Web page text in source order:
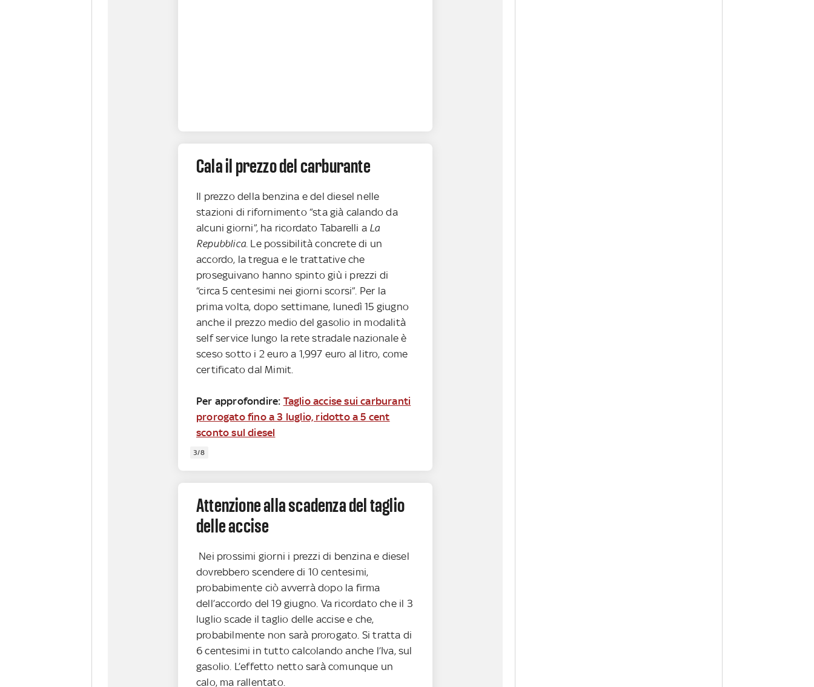
Cala il prezzo del carburante
Il prezzo della benzina e del diesel nelle
stazioni di rifornimento “sta già calando da
alcuni giorni”, ha ricordato Tabarelli a La
Repubblica. Le possibilità concrete di un
accordo, la tregua e le trattative che
proseguivano hanno spinto giù i prezzi di
“circa 5 centesimi nei giorni scorsi”. Per la
prima volta, dopo settimane, lunedì 15 giugno
anche il prezzo medio del gasolio in modalità
self service lungo la rete stradale nazionale è
sceso sotto i 2 euro a 1,997 euro al litro, come
certificato dal Mimit.
Per approfondire: Taglio accise sui carburanti
prorogato fino a 3 luglio, ridotto a 5 cent
sconto sul diesel
3/8
Attenzione alla scadenza del taglio
delle accise
Nei prossimi giorni i prezzi di benzina e diesel
dovrebbero scendere di 10 centesimi,
probabimente ciò avverrà dopo la firma
dell’accordo del 19 giugno. Va ricordato che il 3
luglio scade il taglio delle accise e che,
probabilmente non sarà prorogato. Si tratta di
6 centesimi in tutto calcolando anche l’Iva, sul
gasolio. L’effetto netto sarà comunque un
calo, ma rallentato.